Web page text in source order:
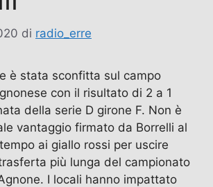
di radio_erre
è stata sconfitta sul campo
con il risultato di 2 a 1
della serie D girone F. Non è
vantaggio firmato da Borrelli al
ai giallo rossi per uscire
più lunga del campionato
I locali hanno impattato